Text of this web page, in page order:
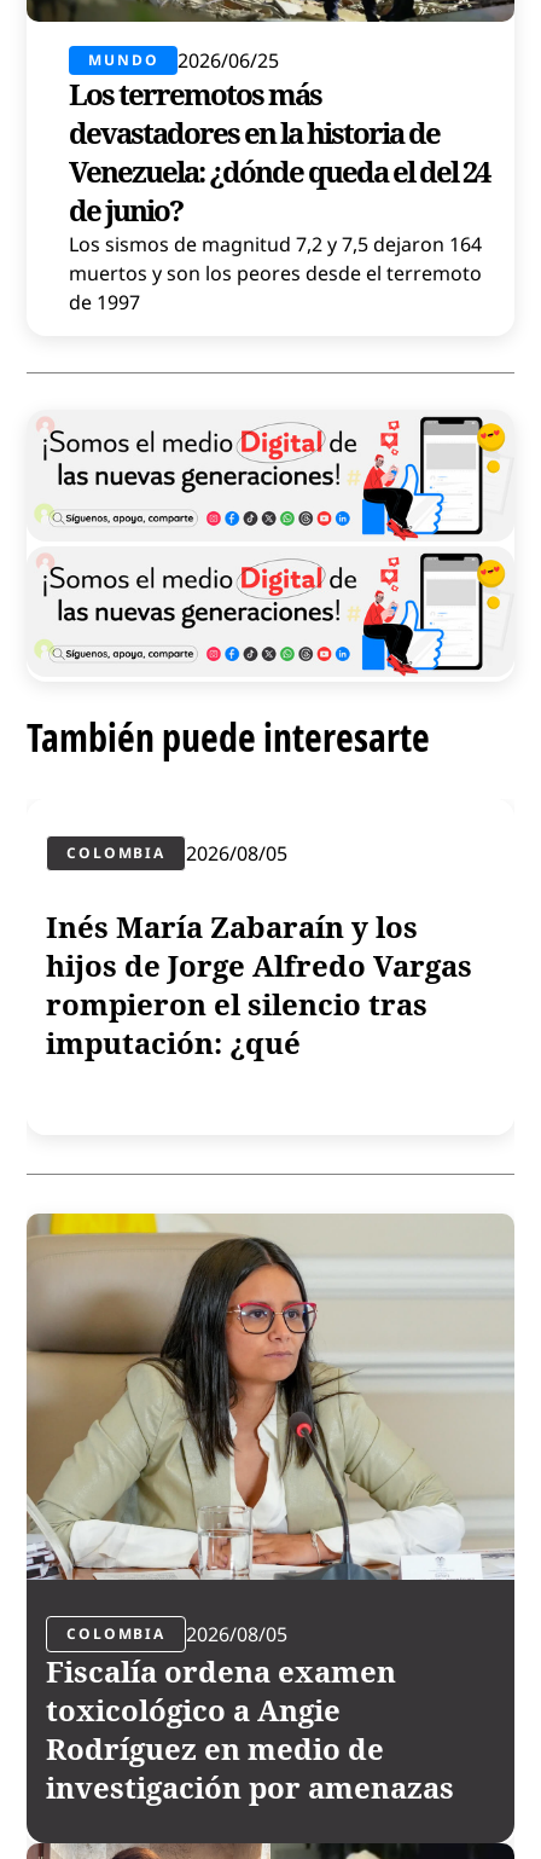
MUNDO 2026/06/25
Los terremotos más
devastadores en la historia de
Venezuela: ¿dónde queda el del 24
de junio?
Los sismos de magnitud 7,2 y 7,5 dejaron 164
muertos y son los peores desde el terremoto
de 1997
También puede interesarte
COLOMBIA 2026/08/05
Inés María Zabaraín y los
hijos de Jorge Alfredo Vargas
rompieron el silencio tras
imputación: ¿qué
COLOMBIA 2026/08/05
Fiscalía ordena examen
toxicológico a Angie
Rodríguez en medio de
investigación por amenazas